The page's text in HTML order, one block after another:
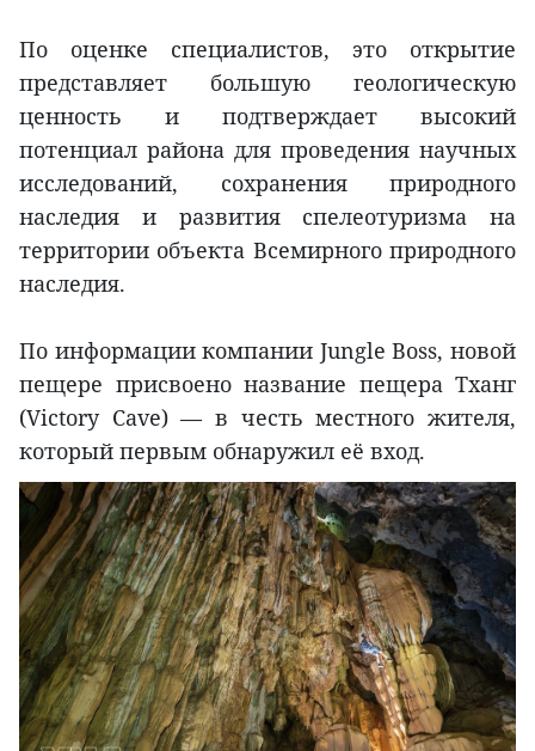
По оценке специалистов, это открытие
представляет большую геологическую
ценность и подтверждает высокий
потенциал района для проведения научных
исследований, сохранения природного
наследия и развития спелеотуризма на
территории объекта Всемирного природного
наследия.
По информации компании Jungle Boss, новой
пещере присвоено название пещера Тханг
(Victory Cave) — в честь местного жителя,
который первым обнаружил её вход.